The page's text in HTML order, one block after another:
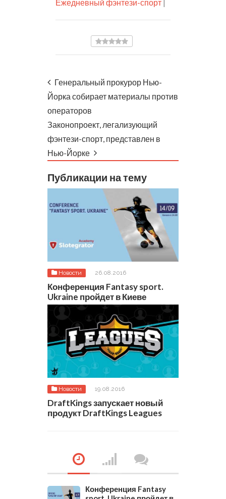
Ежедневный фэнтези-спорт |
Генеральный прокурор Нью-
Йорка собирает материалы против
операторов
Законопроект, легализующий
фэнтези-спорт, представлен в
Нью-Йорке
Публикации на тему
Новости 26.08.2016
Конференция Fantasy sport.
Ukraine пройдет в Киеве
Новости 19.08.2016
DraftKings запускает новый
продукт DraftKings Leagues
Конференция Fantasy